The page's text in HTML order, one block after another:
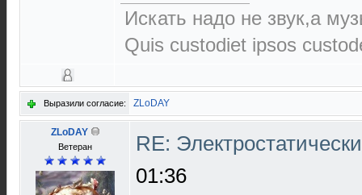
Искать надо не звук,а
Quis custodiet ipsos
Выразили согласие: ZLoDAY
ZLoDAY
Ветеран
RE:
01:36